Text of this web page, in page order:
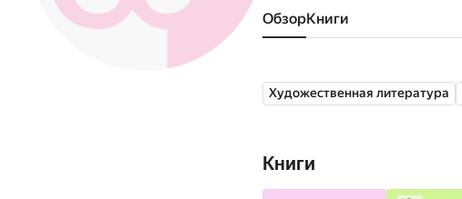
Обзор книги
Художественная литература
Книги